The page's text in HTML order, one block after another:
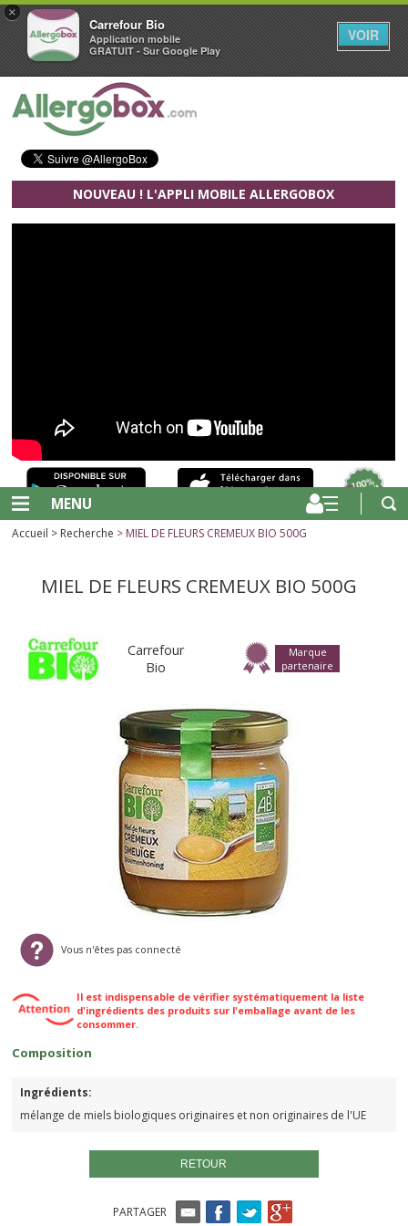
×
Carrefour Bio
Application mobile
GRATUIT - Sur Google Play
VOIR
Aller au contenu principal
NOUVEAU ! L'APPLI MOBILE ALLERGOBOX
MENU
Accueil > Recherche > MIEL DE FLEURS CREMEUX BIO 500G
MIEL DE FLEURS CREMEUX BIO 500G
Carrefour
Bio
Marque
partenaire
Vous n'êtes pas connecté
Il est indispensable de vérifier systématiquement la liste
d'ingrédients des produits sur l'emballage avant de les
consommer.
Composition
Ingrédients:
mélange de miels biologiques originaires et non originaires de l'UE
RETOUR
PARTAGER